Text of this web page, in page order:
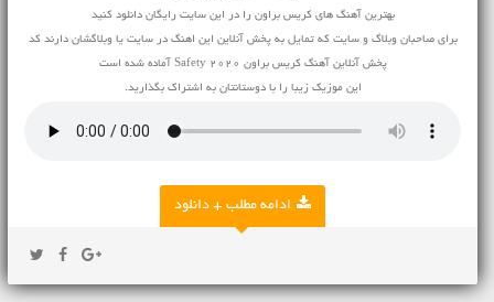
بهترین آهنگ های کریس براون را در این سایت رایگان دانلود کنید
برای صاحبان وبلاگ و سایت که تمایل به پخش آنلاین این اهنگ در سایت یا وبلاگشان دارند کد
پخش آنلاین آهنگ کریس براون Safety 2020 آماده شده است
این موزیک زیبا را با دوستانتان به اشتراک بگذارید.
ادامه مطلب + دانلود